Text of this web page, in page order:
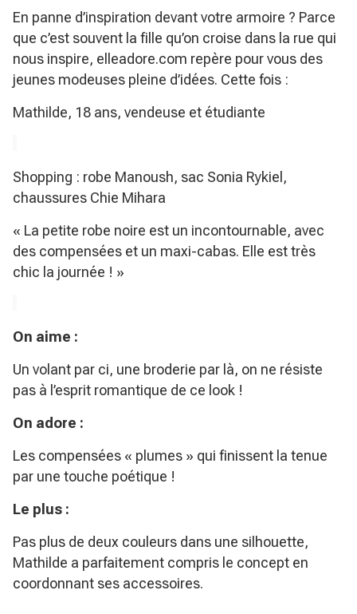
En panne d’inspiration devant votre armoire ? Parce
que c’est souvent la fille qu’on croise dans la rue qui
nous inspire, elleadore.com repère pour vous des
jeunes modeuses pleine d’idées. Cette fois :
Mathilde, 18 ans, vendeuse et étudiante
Shopping : robe Manoush, sac Sonia Rykiel,
chaussures Chie Mihara
« La petite robe noire est un incontournable, avec
des compensées et un maxi-cabas. Elle est très
chic la journée ! »
On aime :
Un volant par ci, une broderie par là, on ne résiste
pas à l’esprit romantique de ce look !
On adore :
Les compensées « plumes » qui finissent la tenue
par une touche poétique !
Le plus :
Pas plus de deux couleurs dans une silhouette,
Mathilde a parfaitement compris le concept en
coordonnant ses accessoires.